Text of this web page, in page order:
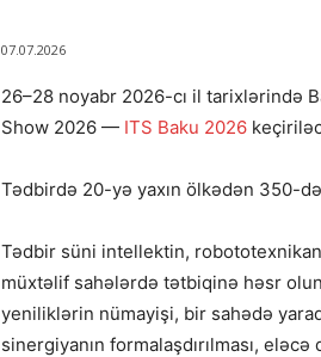
07.07.2026
26–28 noyabr 2026-cı il tarixlərində
Show 2026 — ITS Baku 2026
Tədbirdə 20-yə yaxın ölkədən 350-
Tədbir süni intellektin,
müxtəlif sahələrdə tətbiqinə həsr
yeniliklərin nümayişi, bir sahədə
sinergiyanın formalaşdırılması,